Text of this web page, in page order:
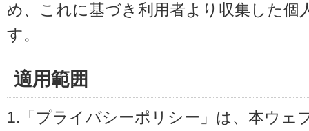
め、これに基づき利用者より収集した個
す。
適用範囲
1.「プライバシーポリシー」は、本ウェ